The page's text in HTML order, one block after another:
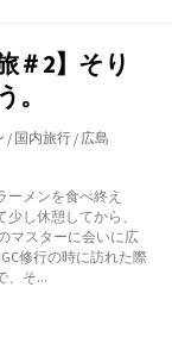
＃2】そり
。
/ 国内旅行/ 広島
ーメンを食べ終え
し休憩してから、
マスターに会いに広
修行の時に訪れた際
、そ...